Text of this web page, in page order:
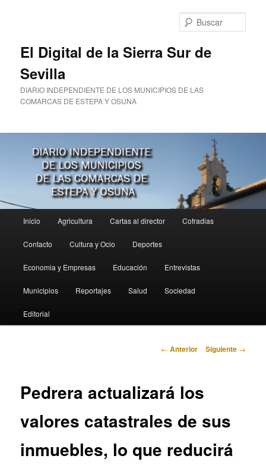
El Digital de la Sierra Sur de
Sevilla
DIARIO INDEPENDIENTE DE LOS MUNICIPIOS DE LAS
COMARCAS DE ESTEPA Y OSUNA
principal
Inicio Agricultura Cartas al director Cofradias
Contacto Cultura y Ocio Deportes
Economia y Empresas Educación Entrevistas
Municipios Reportajes Salud Sociedad
Editorial
Navegación
← Anterior Siguiente →
Pedrera actualizará los
valores catastrales de sus
inmuebles, lo que reducirá